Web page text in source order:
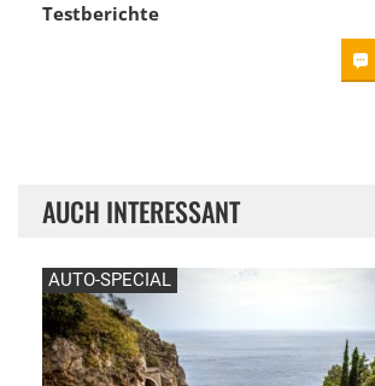
Testberichte
AUCH INTERESSANT
AUTO-SPECIAL